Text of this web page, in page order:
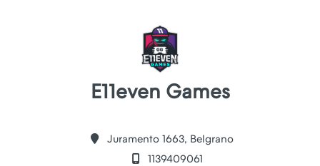
E11even Games
Juramento 1663, Belgrano
1139409061